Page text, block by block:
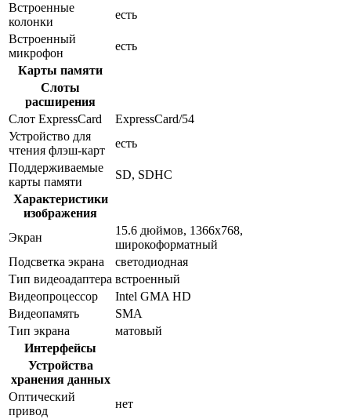
Встроенные
колонки
есть
Встроенный
микрофон
есть
Карты памяти
Слоты
расширения
Слот ExpressCard
ExpressCard/54
Устройство для
чтения флэш-карт
есть
Поддерживаемые
карты памяти
SD, SDHC
Характеристики
изображения
Экран
15.6 дюймов, 1366x768,
широкоформатный
Подсветка экрана
светодиодная
Тип видеоадаптера встроенный
Видеопроцессор
Intel GMA HD
Видеопамять
SMA
Тип экрана
матовый
Интерфейсы
Устройства
хранения данных
Оптический
привод
нет